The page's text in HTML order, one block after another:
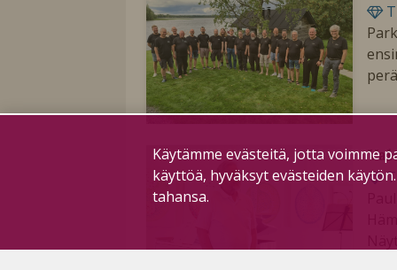
Käytämme evästeitä, jotta voimme
käyttöä, hyväksyt evästeiden
tahansa.